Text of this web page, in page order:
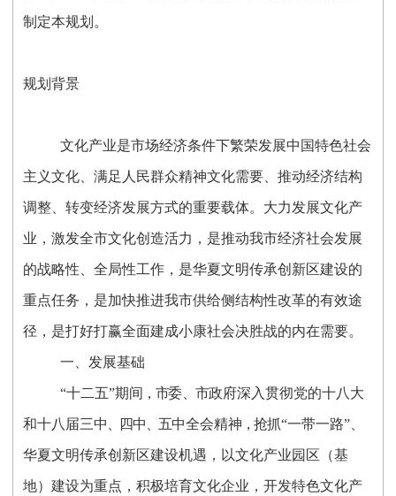
制定本规划。
规划背景
文化产业是市场经济条件下繁荣发展中国特色社会
主义文化、满足人民群众精神文化需要、推动经济结构
调整、转变经济发展方式的重要载体。大力发展文化产
业，激发全市文化创造活力，是推动我市经济社会发展
的战略性、全局性工作，是华夏文明传承创新区建设的
重点任务，是加快推进我市供给侧结构性改革的有效途
径，是打好打赢全面建成小康社会决胜战的内在需要。
一、发展基础
“十二五”期间，市委 、市政府深入贯彻党的十八大
和十八届三中、四中、五中全会精神，抢抓“一带一路”、
华夏文明传承创新区建设机遇，以文化产业园区（基
地）建设为重点，积极培育文化企业，开发特色文化产